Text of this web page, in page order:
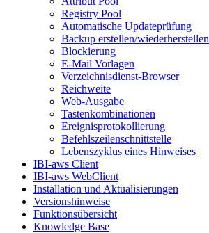
Registry Pool
Automatische Updateprüfung
Backup erstellen/wiederherstellen
Blockierung
E-Mail Vorlagen
Verzeichnisdienst-Browser
Reichweite
Web-Ausgabe
Tastenkombinationen
Ereignisprotokollierung
Befehlszeilenschnittstelle
Lebenszyklus eines Hinweises
IBI-aws Client
IBI-aws WebClient
Installation und Aktualisierungen
Versionshinweise
Funktionsübersicht
Knowledge Base